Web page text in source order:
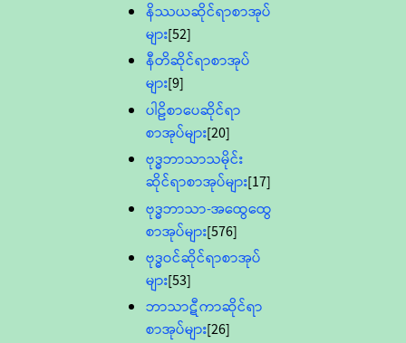
နိဿယဆိုင်ရာစာအုပ်
များ[52]
နီတိဆိုင်ရာစာအုပ်
များ[9]
ပါဠိစာပေဆိုင်ရာ
စာအုပ်များ[20]
ဗုဒ္ဓဘာသာသမိုင်း
ဆိုင်ရာစာအုပ်များ[17]
ဗုဒ္ဓဘာသာ-အထွေထွေ
စာအုပ်များ[576]
ဗုဒ္ဓဝင်ဆိုင်ရာစာအုပ်
များ[53]
ဘာသာဋီကာဆိုင်ရာ
စာအုပ်များ[26]